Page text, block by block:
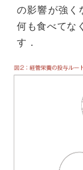
の影響が強く
何も食べてな
す．